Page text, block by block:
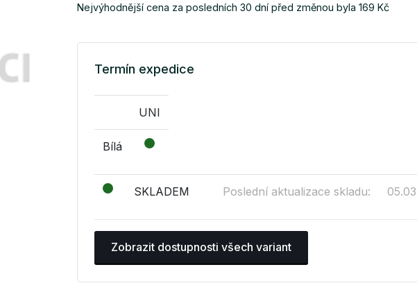
Nejvýhodnější cena za posledních 30 dní před změnou byla 169 Kč
Termín expedice
UNI
Bílá
SKLADEM Poslední aktualizace skladu:
Zobrazit dostupnosti všech variant